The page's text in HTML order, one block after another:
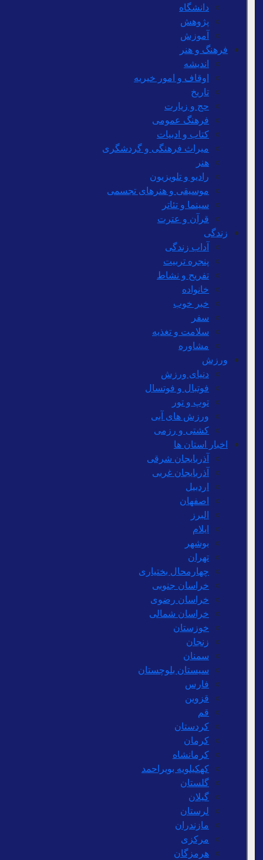
دانشگاه
پژوهش
آموزش
فرهنگ و هنر
اندیشه
اوقاف و امور خیریه
تاریخ
حج و زیارت
فرهنگ عمومی
کتاب و ادبیات
میراث فرهنگی و گردشگری
هنر
رادیو و تلویزیون
موسیقی و هنرهای تجسمی
سینما و تئاتر
قرآن و عترت
زندگی
آداب زندگی
پنجره تربیت
تفریح و نشاط
خانواده
خبر خوب
سفر
سلامت و تغذیه
مشاوره
ورزش
دنیای ورزش
فوتبال و فوتسال
توپ و تور
ورزش های آبی
کشتی و رزمی
اخبار استان ها
آذربایجان شرقی
آذربایجان غربی
اردبیل
اصفهان
البرز
ایلام
بوشهر
تهران
چهارمحال بختیاری
خراسان جنوبی
خراسان رضوی
خراسان شمالی
خوزستان
زنجان
سمنان
سیستان بلوچستان
فارس
قزوین
قم
کردستان
کرمان
کرمانشاه
کهکیلویه بویراحمد
گلستان
گیلان
لرستان
مازندران
مرکزی
هرمزگان